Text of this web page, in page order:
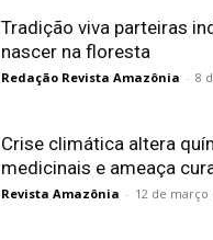
Tradição viva parteiras
nascer na floresta
Redação Revista Amazônia - 8
Crise climática altera
medicinais e ameaça
Revista Amazônia - 12 de março